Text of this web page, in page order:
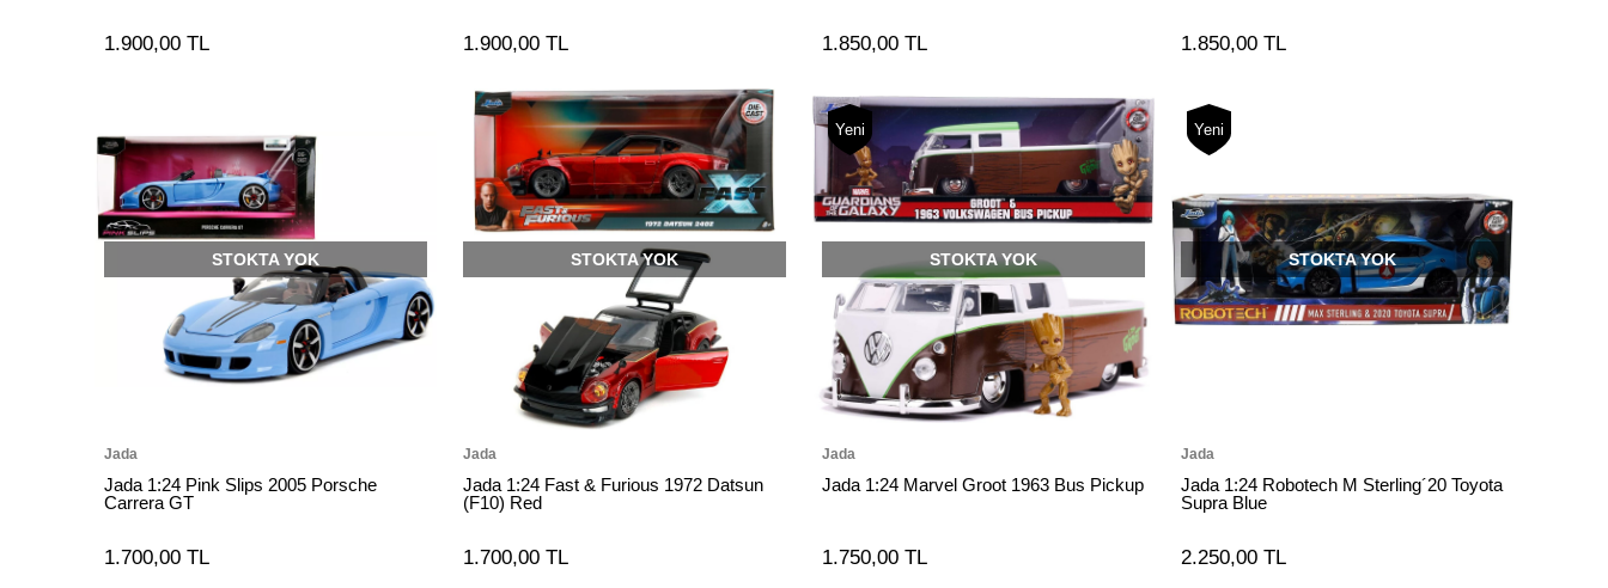
1.900,00 TL 1.900,00 TL 1.850,00 TL 1.850,00 TL
STOKTA YOK
Jada
Jada 1:24 Pink Slips 2005 Porsche
Carrera GT
1.700,00 TL
STOKTA YOK
Jada
Jada 1:24 Fast & Furious 1972 Datsun
(F10) Red
1.700,00 TL
Yeni
STOKTA YOK
Jada
Jada 1:24 Marvel Groot 1963 Bus Pickup
1.750,00 TL
Yeni
STOKTA YOK
Jada
Jada 1:24 Robotech M Sterling´20 Toyota
Supra Blue
2.250,00 TL